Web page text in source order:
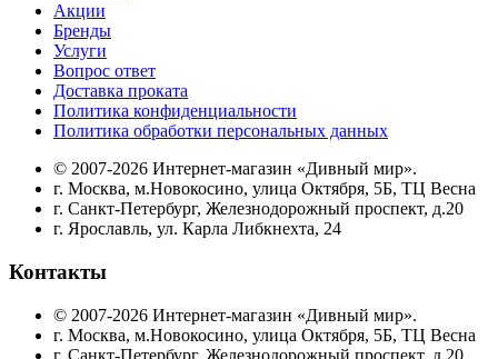
Акции
Бренды
Услуги
Вопрос ответ
Доставка проката
Политика конфиденциальности
Политика обработки персональных данных
© 2007-2026 Интернет-магазин «Дивный мир».
г. Москва, м.Новокосино, улица Октября, 5Б, ТЦ Весна
г. Санкт-Петербург, Железнодорожный проспект, д.20
г. Ярославль, ул. Карла Либкнехта, 24
Контакты
© 2007-2026 Интернет-магазин «Дивный мир».
г. Москва, м.Новокосино, улица Октября, 5Б, ТЦ Весна
г. Санкт-Петербург, Железнодорожный проспект, д.20